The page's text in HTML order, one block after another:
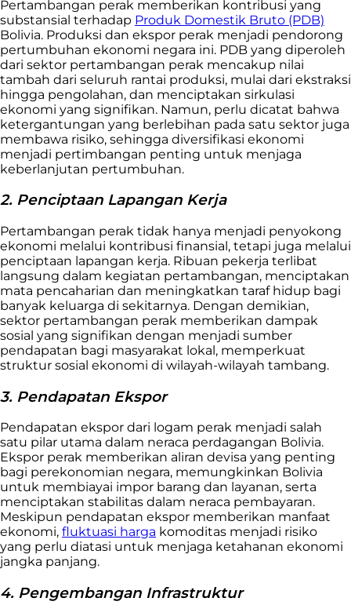
Pertambangan perak memberikan kontribusi yang
substansial terhadap Produk Domestik Bruto (PDB)
Bolivia. Produksi dan ekspor perak menjadi pendorong
pertumbuhan ekonomi negara ini. PDB yang diperoleh
dari sektor pertambangan perak mencakup nilai
tambah dari seluruh rantai produksi, mulai dari ekstraksi
hingga pengolahan, dan menciptakan sirkulasi
ekonomi yang signifikan. Namun, perlu dicatat bahwa
ketergantungan yang berlebihan pada satu sektor juga
membawa risiko, sehingga diversifikasi ekonomi
menjadi pertimbangan penting untuk menjaga
keberlanjutan pertumbuhan.
2. Penciptaan Lapangan Kerja
Pertambangan perak tidak hanya menjadi penyokong
ekonomi melalui kontribusi finansial, tetapi juga melalui
penciptaan lapangan kerja. Ribuan pekerja terlibat
langsung dalam kegiatan pertambangan, menciptakan
mata pencaharian dan meningkatkan taraf hidup bagi
banyak keluarga di sekitarnya. Dengan demikian,
sektor pertambangan perak memberikan dampak
sosial yang signifikan dengan menjadi sumber
pendapatan bagi masyarakat lokal, memperkuat
struktur sosial ekonomi di wilayah-wilayah tambang.
3. Pendapatan Ekspor
Pendapatan ekspor dari logam perak menjadi salah
satu pilar utama dalam neraca perdagangan Bolivia.
Ekspor perak memberikan aliran devisa yang penting
bagi perekonomian negara, memungkinkan Bolivia
untuk membiayai impor barang dan layanan, serta
menciptakan stabilitas dalam neraca pembayaran.
Meskipun pendapatan ekspor memberikan manfaat
ekonomi, fluktuasi harga komoditas menjadi risiko
yang perlu diatasi untuk menjaga ketahanan ekonomi
jangka panjang.
4. Pengembangan Infrastruktur